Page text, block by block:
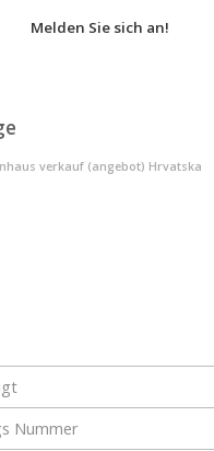
Melden Sie sich an!
verkauf (angebot) Hrvatska
Nummer